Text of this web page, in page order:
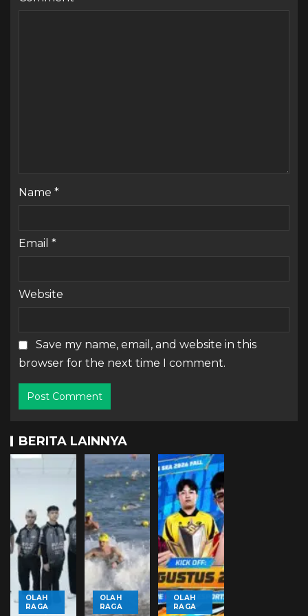
Name *
Email *
Website
Save my name, email, and website in this
browser for the next time I comment.
BERITA LAINNYA
OLAH
RAGA
OLAH
RAGA
OLAH
RAGA